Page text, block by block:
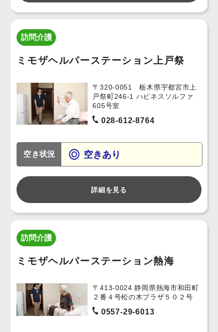
訪問介護
ミモザヘルパーステーション上戸祭
〒320-0051 栃木県宇都宮市上
戸祭町246-1 ハピネスソルファ
605号室
028-612-8764
空き状況 空きあり
詳細を見る
訪問介護
ミモザヘルパーステーション熱海
〒413-0024 静岡県熱海市和田町
２番４号松の木プラザ５０２号
0557-29-6013